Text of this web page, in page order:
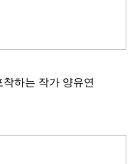
하는 작가 양유연